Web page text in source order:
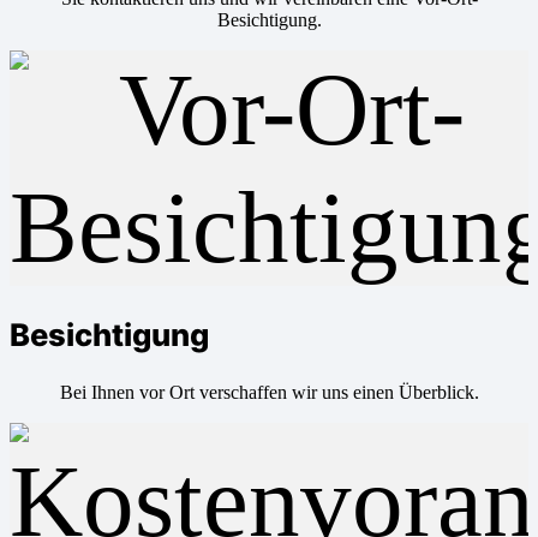
Besichtigung.
Besichtigung
Bei Ihnen vor Ort verschaffen wir uns einen Überblick.